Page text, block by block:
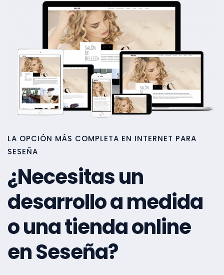
LA OPCIÓN MÁS COMPLETA EN INTERNET PARA
SESEÑA
¿Necesitas un
desarrollo a medida
o una tienda online
en Seseña?